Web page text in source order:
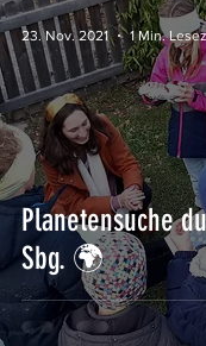
Planetensuche
Sbg. 🌍
23. Nov. 2021 1 Min.